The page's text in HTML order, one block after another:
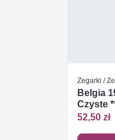
Zegarki /
Belgia
Czyste
52,50 zł